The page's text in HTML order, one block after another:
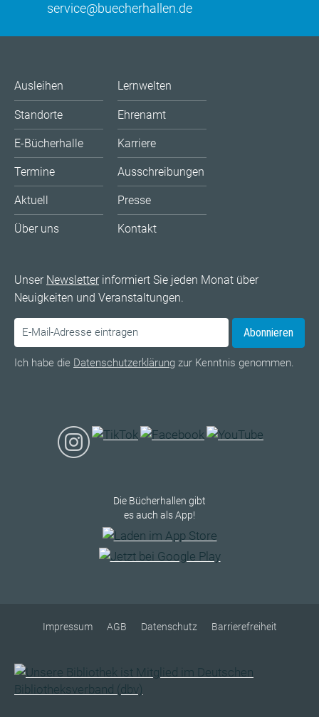
service@buecherhallen.de
Ausleihen
Standorte
E-Bücherhalle
Termine
Aktuell
Über uns
Lernwelten
Ehrenamt
Karriere
Ausschreibungen
Presse
Kontakt
Unser Newsletterinformiert Sie jeden Monat über
Neuigkeiten und Veranstaltungen.
Abonnieren
Ich habe die Datenschutzerklärung zur Kenntnis genommen.
Die Bücherhallen gibt
es auch als App!
Impressum AGB Datenschutz Barrierefreiheit